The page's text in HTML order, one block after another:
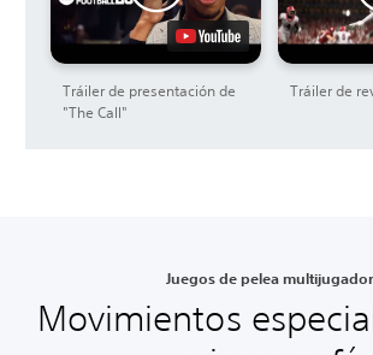
Tráiler de presentación de
"The Call"
Tráiler de
Juegos de pelea multijugador
Movimientos